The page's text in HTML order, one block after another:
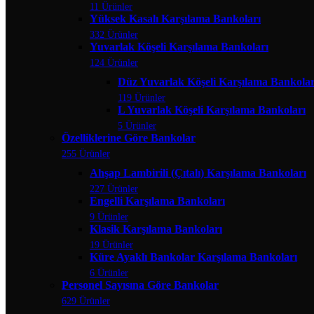
11 Ürünler
Yüksek Kasalı Karşılama Bankoları
332 Ürünler
Yuvarlak Köşeli Karşılama Bankoları
124 Ürünler
Düz Yuvarlak Köşeli Karşılama
119 Ürünler
L Yuvarlak Köşeli Karşılama Bankoları
5 Ürünler
Özelliklerine Göre Bankolar
255 Ürünler
Ahşap Lambirili (Çıtalı) Karşılama Bankoları
227 Ürünler
Engelli Karşılama Bankoları
9 Ürünler
Klasik Karşılama Bankoları
19 Ürünler
Küre Ayaklı Bankolar Karşılama Bankoları
6 Ürünler
Personel Sayısına Göre Bankolar
629 Ürünler